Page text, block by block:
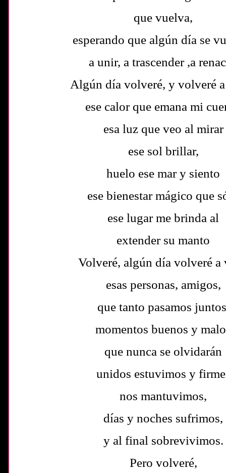
que vuelva,
esperando que algún día se
a unir, a trascender ,a
Algún día volveré, y volveré
ese calor que emana mi
esa luz que veo al mirar
ese sol brillar,
huelo ese mar y siento
ese bienestar mágico que
ese lugar me brinda al
extender su manto
Volveré, algún día volveré a
esas personas, amigos,
que tanto pasamos
momentos buenos y
que nunca se olvidarán
unidos estuvimos y
nos mantuvimos,
días y noches sufrimos,
y al final sobrevivimos.
Pero volveré,